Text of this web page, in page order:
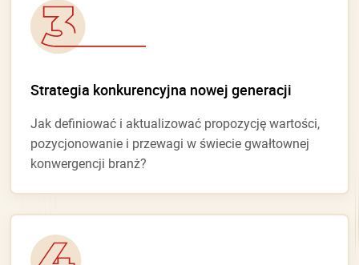
Strategia konkurencyjna nowej generacji
Jak definiować i aktualizować propozycję wartości,
pozycjonowanie i przewagi w świecie gwałtownej
konwergencji branż?